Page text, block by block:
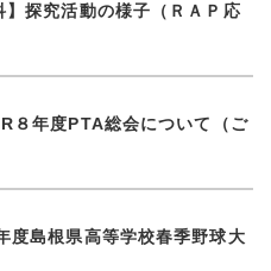
】探究活動の様子（ＲＡＰ応
８年度PTA総会について（ご
度島根県高等学校春季野球大